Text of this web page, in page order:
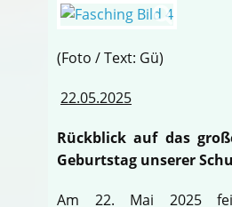
(Foto / Text: Gü)
22.05.2025
Rückblick auf das
Geburtstag unserer
Am 22. Mai 2025